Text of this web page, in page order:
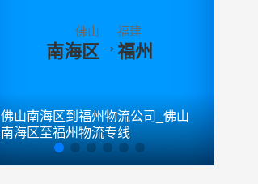
佛山
南海区→
福建
福州
佛山南海区到福州物流公司_佛山
南海区至福州物流专线